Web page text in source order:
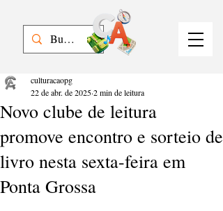
Novo clube de leitura
promove encontro e sorteio de
livro nesta sexta-feira em
Ponta Grossa
culturacaopg
22 de abr. de 20252 min de leitura